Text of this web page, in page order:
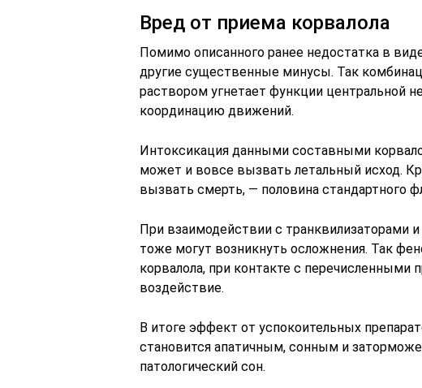
Вред от приема корвалола
Помимо описанного ранее недостатка в
другие существенные минусы. Так
раствором угнетает функции центральной
координацию движений.
Интоксикация данными составными
может и вовсе вызвать летальный исход.
вызвать смерть, — половина стандартного
При взаимодействии с транквилизаторами
тоже могут возникнуть осложнения. Так
корвалола, при контакте с перечисленными
воздействие.
В итоге эффект от успокоительных
становится апатичным, сонным и
патологический сон.